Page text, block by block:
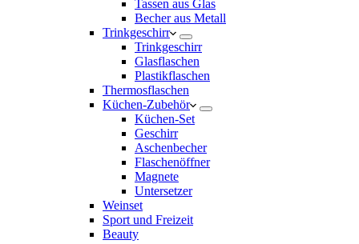
Tassen aus Glas
Becher aus Metall
Trinkgeschirr
Trinkgeschirr
Glasflaschen
Plastikflaschen
Thermosflaschen
Küchen-Zubehör
Küchen-Set
Geschirr
Aschenbecher
Flaschenöffner
Magnete
Untersetzer
Weinset
Sport und Freizeit
Beauty